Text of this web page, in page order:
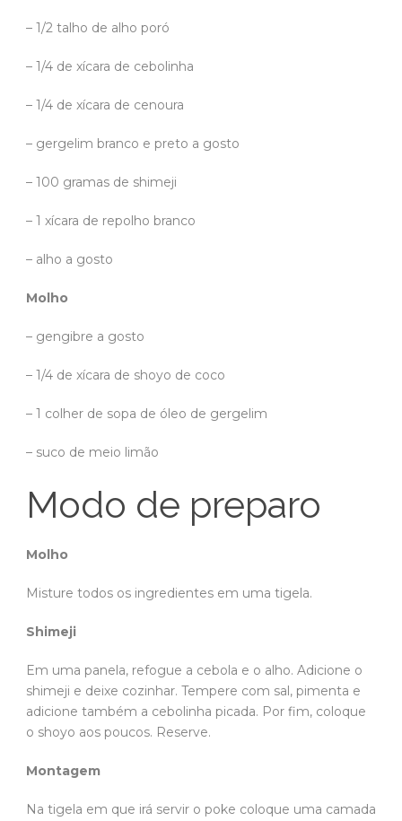
– 1/2 talho de alho poró
– 1/4 de xícara de cebolinha
– 1/4 de xícara de cenoura
– gergelim branco e preto a gosto
– 100 gramas de shimeji
– 1 xícara de repolho branco
– alho a gosto
Molho
– gengibre a gosto
– 1/4 de xícara de shoyo de coco
– 1 colher de sopa de óleo de gergelim
– suco de meio limão
Modo de preparo
Molho
Misture todos os ingredientes em uma tigela.
Shimeji
Em uma panela, refogue a cebola e o alho. Adicione o
shimeji e deixe cozinhar. Tempere com sal, pimenta e
adicione também a cebolinha picada. Por fim, coloque
o shoyo aos poucos. Reserve.
Montagem
Na tigela em que irá servir o poke coloque uma camada